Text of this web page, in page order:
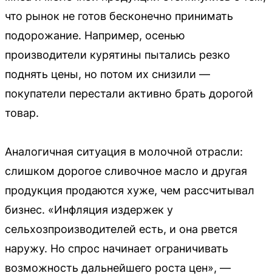
что рынок не готов бесконечно принимать
подорожание. Например, осенью
производители курятины пытались резко
поднять цены, но потом их снизили —
покупатели перестали активно брать дорогой
товар.
Аналогичная ситуация в молочной отрасли:
слишком дорогое сливочное масло и другая
продукция продаются хуже, чем рассчитывал
бизнес. «Инфляция издержек у
сельхозпроизводителей есть, и она рвется
наружу. Но спрос начинает ограничивать
возможность дальнейшего роста цен», —